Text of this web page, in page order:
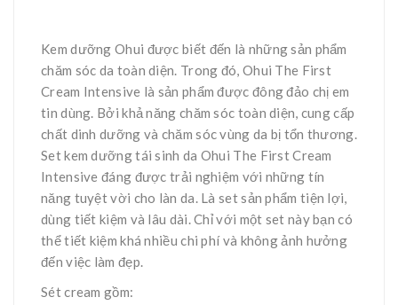
Kem dưỡng Ohui được biết đến là những sản phẩm
chăm sóc da toàn diện. Trong đó, Ohui The First
Cream Intensive là sản phẩm được đông đảo chị em
tin dùng. Bởi khả năng chăm sóc toàn diện, cung cấp
chất dinh dưỡng và chăm sóc vùng da bị tổn thương.
Set kem dưỡng tái sinh da Ohui The First Cream
Intensive đáng được trải nghiệm với những tín
năng tuyệt vời cho làn da. Là set sản phẩm tiện lợi,
dùng tiết kiệm và lâu dài. Chỉ với một set này bạn có
thể tiết kiệm khá nhiều chi phí và không ảnh hưởng
đến việc làm đẹp.
Sét cream gồm: